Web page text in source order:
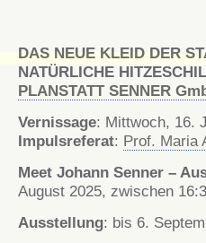
DAS NEUE KLEID DER
NATÜRLICHE
PLANSTATT SENNER
Vernissage: Mittwoch, 16.
Impulsreferat: Prof. Maria
Meet Johann Senner –
August 2025, zwischen
Ausstellung: bis 6.